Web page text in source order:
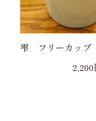
雫 フリーカップ